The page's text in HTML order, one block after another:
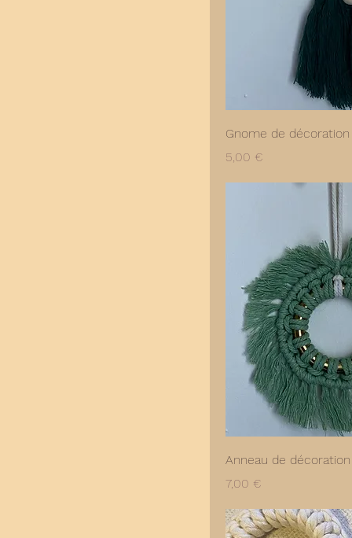
Gnome de décoration
Prix
5,00 €
Anneau de décoration
Prix
7,00 €